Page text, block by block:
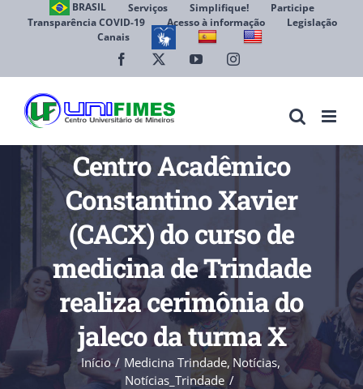
BRASIL Serviços Simplifique!
Participe
Transparência COVID-19
Acesso à informação
Legislação
Canais
Facebook YouTubeInstagram
Centro Acadêmico
Constantino Xavier
(CACX) do curso de
medicina de Trindade
realiza cerimônia do
jaleco da turma X
Início Medicina Trindade Notícias
Notícias_Trindade